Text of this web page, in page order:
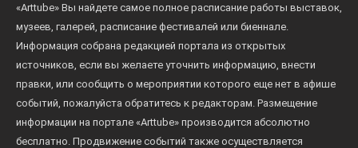
«Arttube» Вы найдете самое полное расписание работы выставок,
музеев, галерей, расписание фестивалей или биеннале.
Информация собрана редакцией портала из открытых
источников, если вы желаете уточнить информацию, внести
правки, или сообщить о мероприятии которого еще нет в афише
событий, пожалуйста обратитесь к редакторам. Размещение
информации на портале «Arttube» производится абсолютно
бесплатно. Продвижение событий также осуществляется